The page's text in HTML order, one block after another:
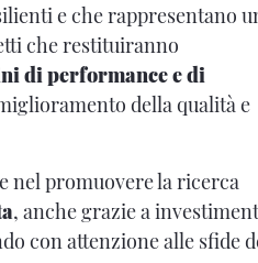
e che rappresentano
che restituiranno
di performance e di
della qualità e
nel promuovere la ricerca
, anche grazie a
con attenzione alle sfide